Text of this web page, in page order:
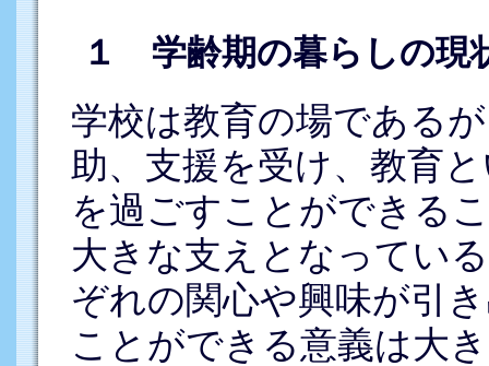
１ 学齢期の暮らしの現
学校は教育の場である
助、支援を受け、教育
を過ごすことができる
大きな支えとなってい
ぞれの関心や興味が引
ことができる意義は大